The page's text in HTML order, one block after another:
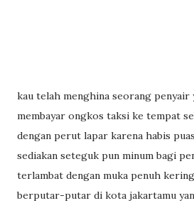
kau telah menghina seorang penyair
membayar ongkos taksi ke tempat
dengan perut lapar karena habis
sediakan seteguk pun minum bagi
terlambat dengan muka penuh
berputar-putar di kota jakartamu